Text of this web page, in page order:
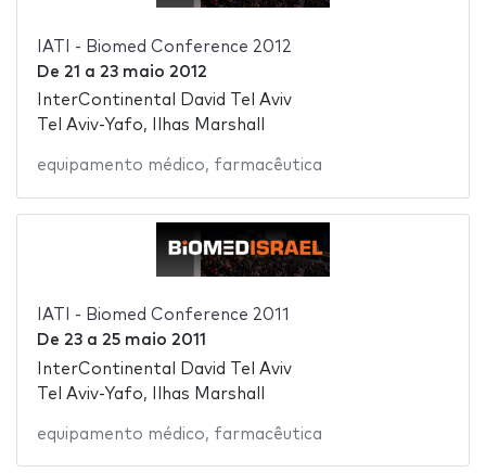
IATI - Biomed Conference 2012
De 21 a 23 maio 2012
InterContinental David Tel Aviv
Tel Aviv-Yafo, Ilhas Marshall
equipamento médico, farmacêutica
IATI - Biomed Conference 2011
De 23a 25 maio 2011
InterContinental David Tel Aviv
Tel Aviv-Yafo, Ilhas Marshall
equipamento médico, farmacêutica